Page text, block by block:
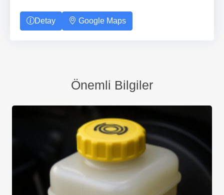
Detay Google Maps
Önemli Bilgiler